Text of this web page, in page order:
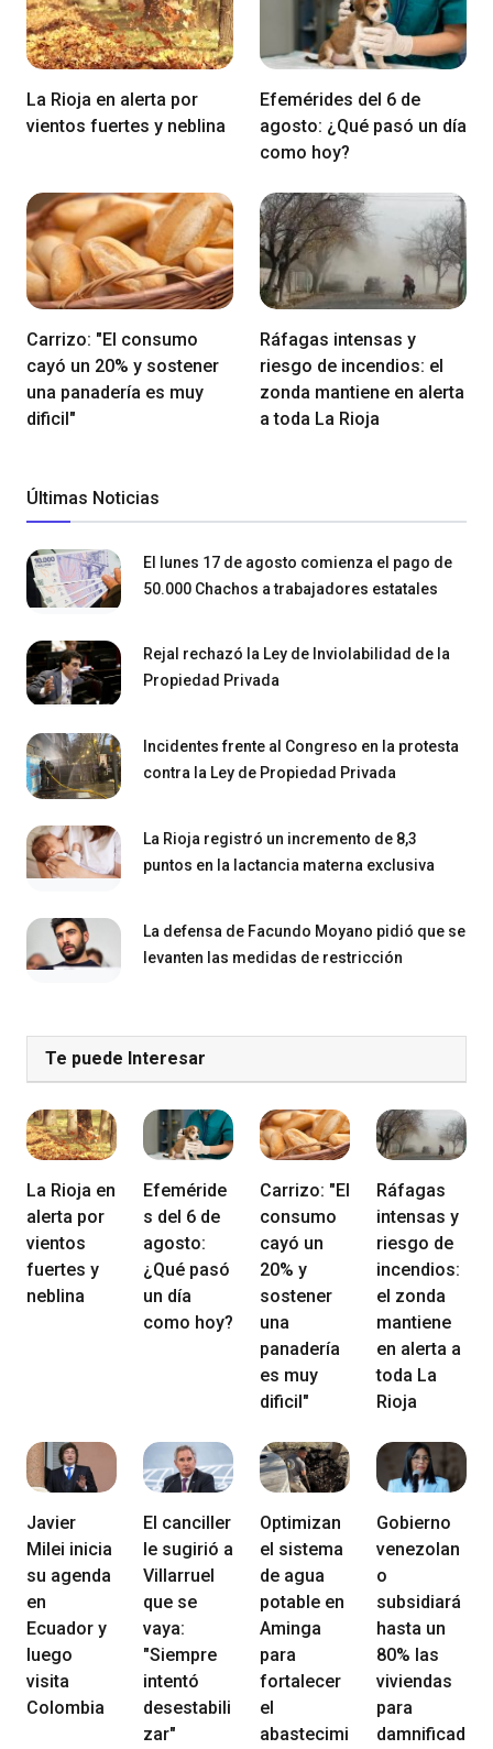
La Rioja en alerta por
vientos fuertes y neblina
Efemérides del 6 de
agosto: ¿Qué pasó un día
como hoy?
Carrizo: "El consumo
cayó un 20% y sostener
una panadería es muy
dificil"
Ráfagas intensas y
riesgo de incendios: el
zonda mantiene en alerta
a toda La Rioja
Últimas Noticias
El lunes 17 de agosto comienza el pago de
50.000 Chachos a trabajadores estatales
Rejal rechazó la Ley de Inviolabilidad de la
Propiedad Privada
Incidentes frente al Congreso en la protesta
contra la Ley de Propiedad Privada
La Rioja registró un incremento de 8,3
puntos en la lactancia materna exclusiva
La defensa de Facundo Moyano pidió que se
levanten las medidas de restricción
Te puede Interesar
La Rioja en
alerta por
vientos
fuertes y
neblina
Efeméride
s del 6 de
agosto:
¿Qué pasó
un día
como hoy?
Carrizo: "El
consumo
cayó un
20% y
sostener
una
panadería
es muy
dificil"
Ráfagas
intensas y
riesgo de
incendios:
el zonda
mantiene
en alerta a
toda La
Rioja
Javier
Milei inicia
su agenda
en
Ecuador y
luego
visita
Colombia
El canciller
le sugirió a
Villarruel
que se
vaya:
"Siempre
intentó
desestabili
zar"
Optimizan
el sistema
de agua
potable en
Aminga
para
fortalecer
el
abastecimi
Gobierno
venezolan
o
subsidiará
hasta un
80% las
viviendas
para
damnificad